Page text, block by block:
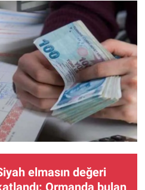
elmasın değeri
Ormanda bulan